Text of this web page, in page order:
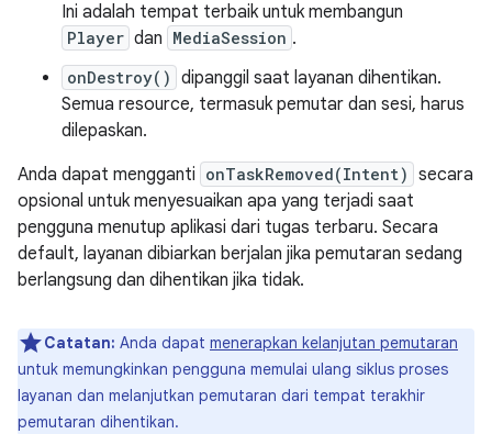
Ini adalah tempat terbaik untuk membangun
Player dan MediaSession .
onDestroy() dipanggil saat layanan dihentikan.
Semua resource, termasuk pemutar dan sesi, harus
dilepaskan.
Anda dapat mengganti onTaskRemoved(Intent) secara
opsional untuk menyesuaikan apa yang terjadi saat
pengguna menutup aplikasi dari tugas terbaru. Secara
default, layanan dibiarkan berjalan jika pemutaran sedang
berlangsung dan dihentikan jika tidak.
Catatan: Anda dapat menerapkan kelanjutan pemutaran
untuk memungkinkan pengguna memulai ulang siklus proses
layanan dan melanjutkan pemutaran dari tempat terakhir
pemutaran dihentikan.